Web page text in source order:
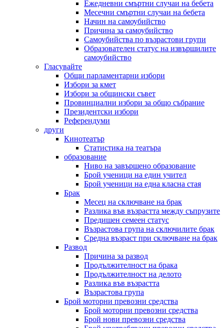
Ежедневни смъртни случаи на бебета
Месечни смъртни случаи на бебета
Начин на самоубийство
Причина за самоубийство
Самоубийства по възрастови групи
Образователен статус на извършилите
самоубийство
Гласувайте
Общи парламентарни избори
Избори за кмет
Избори за общински съвет
Провинциални избори за общо събрание
Президентски избори
Референдуми
други
Кинотеатър
Статистика на театъра
образование
Ниво на завършено образование
Брой ученици на един учител
Брой ученици на една класна стая
Брак
Месец на сключване на брак
Разлика във възрастта между съпрузите
Предишен семеен статус
Възрастова група на сключилите брак
Средна възраст при сключване на брак
Развод
Причина за развод
Продължителност на брака
Продължителност на делото
Разлика във възрастта
Възрастова група
Брой моторни превозни средства
Брой моторни превозни средства
Брой нови превозни средства